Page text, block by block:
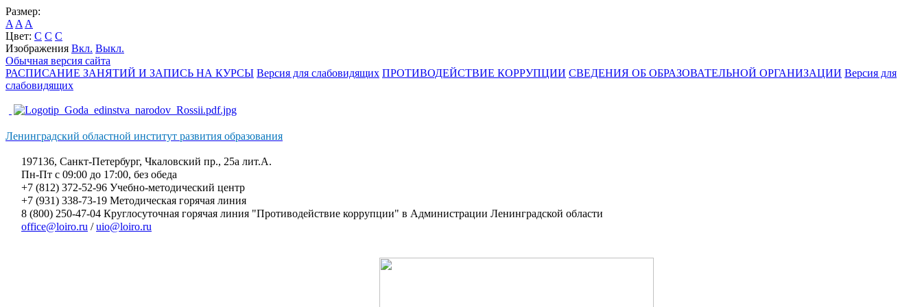
Размер:
A A A
Цвет: C C C
Изображения Вкл. Выкл.
Обычная версия сайта
РАСПИСАНИЕ ЗАНЯТИЙ И ЗАПИСЬ НА КУРСЫ Версия для слабовидящих ПРОТИВОДЕЙСТВИЕ КОРРУПЦИИ СВЕДЕНИЯ ОБ ОБРАЗОВАТЕЛЬНОЙ ОРГАНИЗАЦИИ Версия для
слабовидящих
Ленинградский областной институт развития образования
197136, Санкт-Петербург, Чкаловский пр., 25а лит.А.
Пн-Пт с 09:00 до 17:00, без обеда
+7 (812) 372-52-96 Учебно-методический центр
+7 (931) 338-73-19 Методическая горячая линия
8 (800) 250-47-04 Круглосуточная горячая линия "Противодействие коррупции" в Администрации Ленинградской области
office@loiro.ru /uio@loiro.ru